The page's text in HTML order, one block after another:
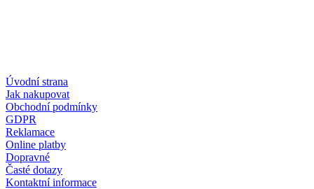
Úvodní strana
Jak nakupovat
Obchodní podmínky
GDPR
Reklamace
Online platby
Dopravné
Časté dotazy
Kontaktní informace